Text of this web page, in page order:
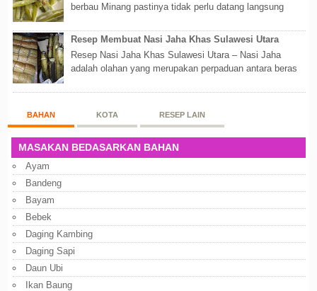
berbau Minang pastinya tidak perlu datang langsung
Resep Membuat Nasi Jaha Khas Sulawesi Utara
Resep Nasi Jaha Khas Sulawesi Utara – Nasi Jaha
adalah olahan yang merupakan perpaduan antara beras
BAHAN KOTA RESEP LAIN
MASAKAN BEDASARKAN BAHAN
Ayam
Bandeng
Bayam
Bebek
Daging Kambing
Daging Sapi
Daun Ubi
Ikan Baung